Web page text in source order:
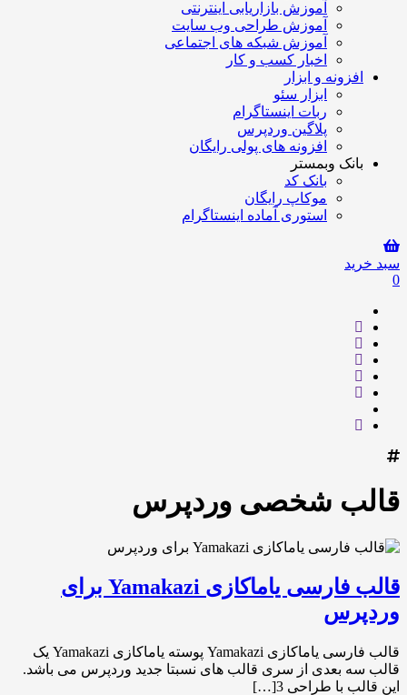
آموزش بازاریابی اینترنتی
آموزش طراحی وب سایت
آموزش شبکه های اجتماعی
اخبار کسب و کار
افزونه و ابزار
ابزار سئو
ربات اینستاگرام
پلاگین وردپرس
افزونه های پولی رایگان
بانک وبمستر
بانک کد
موکاپ رایگان
استوری آماده اینستاگرام
سبد خرید
0
قالب شخصی وردپرس
قالب فارسی یاماکازی Yamakazi برای
وردپرس
قالب فارسی یاماکازی Yamakazi پوسته یاماکازی Yamakazi یک
قالب سه بعدی از سری قالب های نسبتا جدید وردپرس می باشد.
این قالب با طراحی 3[…]